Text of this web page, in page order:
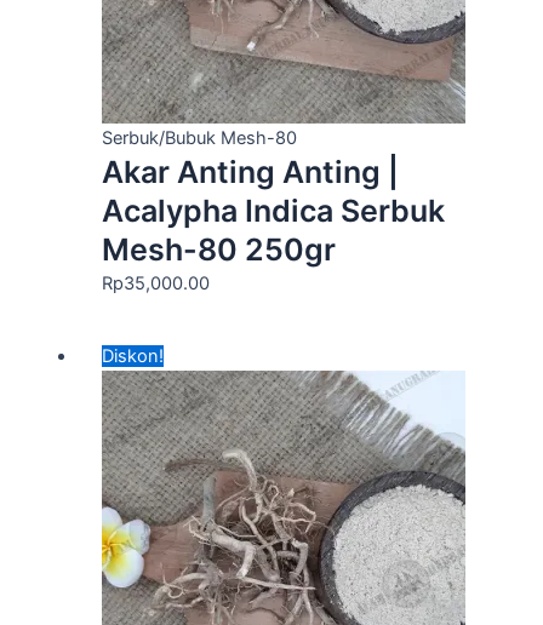
Serbuk/Bubuk Mesh-80
Akar Anting Anting |
Acalypha Indica Serbuk
Mesh-80 250gr
Rp35,000.00
Diskon!
aslinya
adalah:
Rp70,000.00.
saat
ini
adalah:
Rp55,000.00.